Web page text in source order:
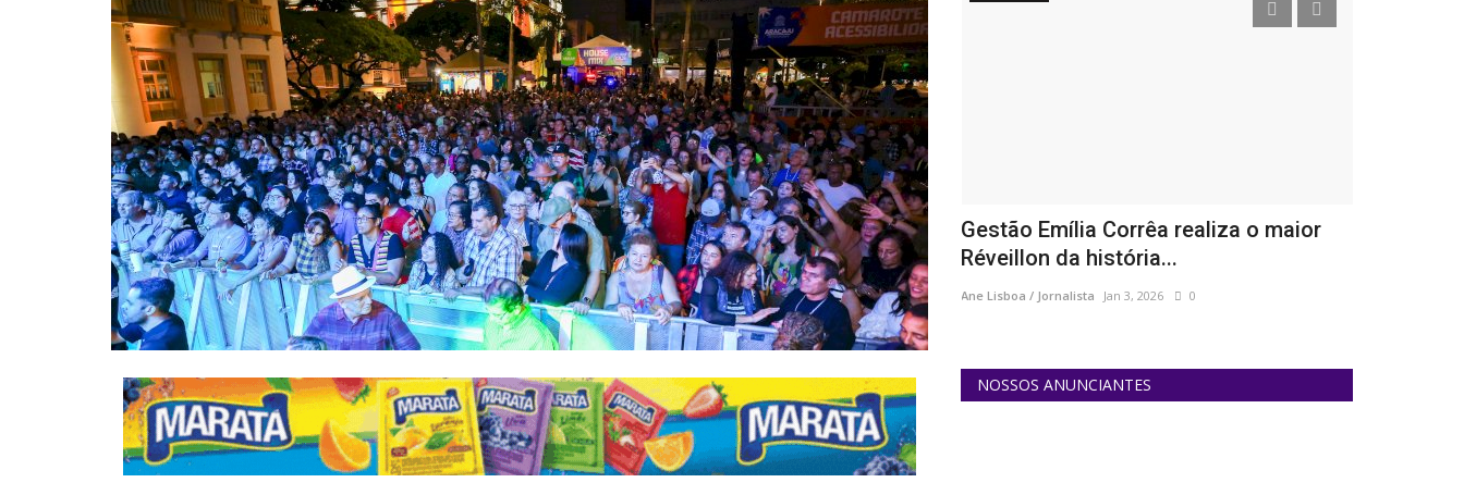
da rede de Deputado federal Thiago de Joaldo
deixa base governista...
Ane Lisboa / Jornalista Jun 5, 2025 0
Elber Batalha e a revolta seletiva
Ane Lisboa / Jornalista Mar 23, 2025 0
Gestão Emília Corrêa realiza o maior
Réveillon da história...
Ane Lisboa / Jornalista Jan 3, 2026 0
NOSSOS ANUNCIANTES